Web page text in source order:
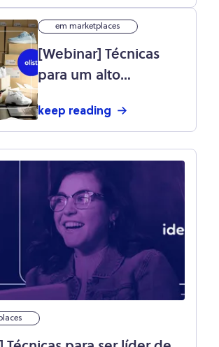
em marketplaces
[Webinar] Técnicas
para um alto
marketplaces
keep reading